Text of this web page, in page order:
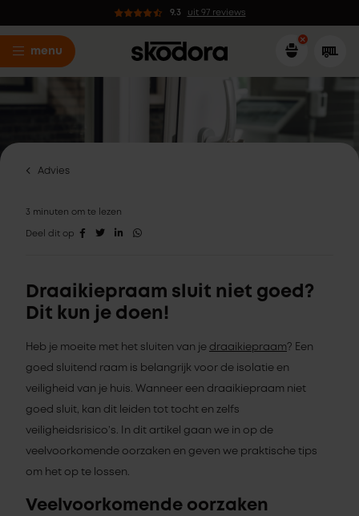
9.3 uit 97 reviews
menu
Advies
3 minuten om te lezen
Deel dit op
Draaikiepraam sluit niet goed?
Dit kun je doen!
Heb je moeite met het sluiten van je draaikiepraam ? Een
goed sluitend raam is belangrijk voor de isolatie en
veiligheid van je huis. Wanneer een draaikiepraam niet
goed sluit, kan dit leiden tot tocht en zelfs
veiligheidsrisico’s. In dit artikel gaan we in op de
veelvoorkomende oorzaken en geven we praktische tips
om het op te lossen.
Veelvoorkomende oorzaken